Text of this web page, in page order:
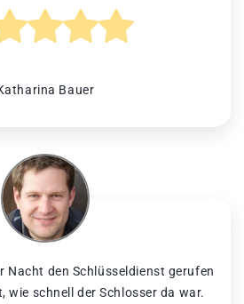
Bauer
Nacht den Schlüsseldienst gerufen
wie schnell der Schlosser da war.